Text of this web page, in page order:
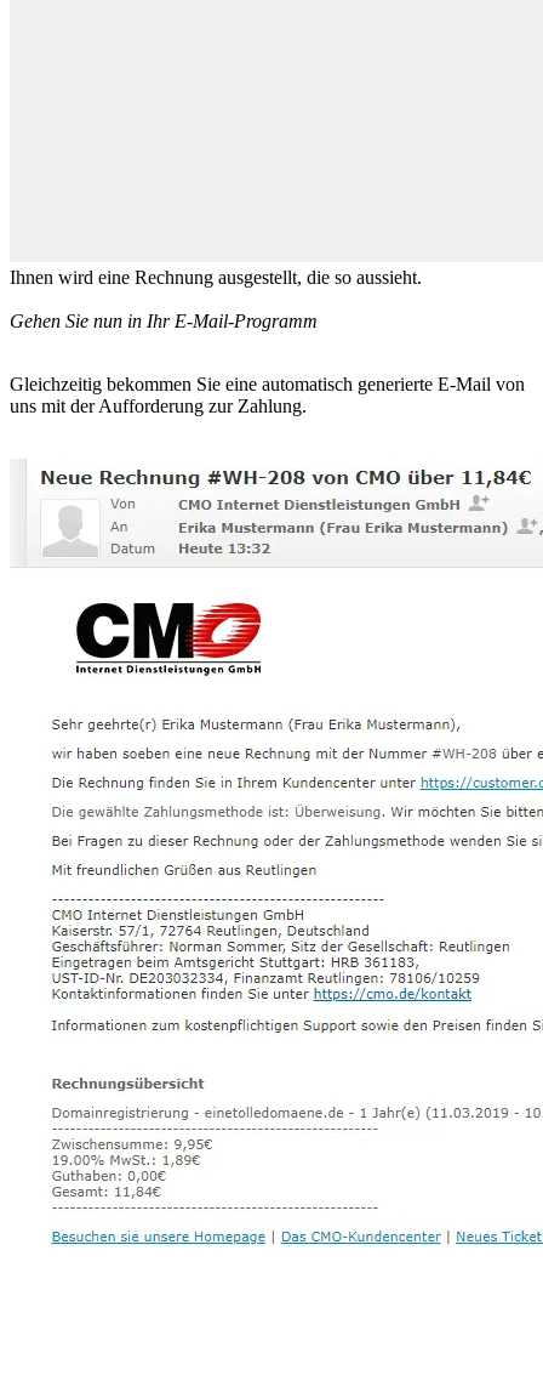
Ihnen wird eine Rechnung ausgestellt, die so aussieht.
Gehen Sie nun in Ihr E-Mail-Programm
Gleichzeitig bekommen Sie eine automatisch generierte E-Mail von
uns mit der Aufforderung zur Zahlung.